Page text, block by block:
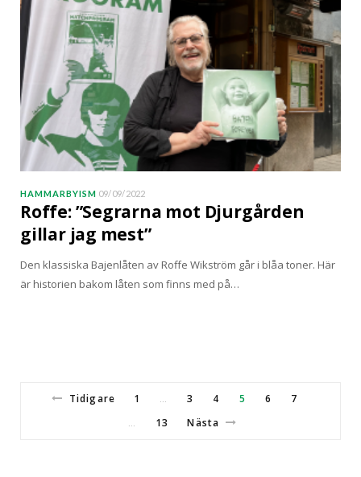
HAMMARBYISM 09/09/2022
Roffe: ”Segrarna mot Djurgården
gillar jag mest”
Den klassiska Bajenlåten av Roffe Wikström går i blåa toner. Här
är historien bakom låten som finns med på…
Tidigare 1 … 3 4 5 6 7
… 13 Nästa